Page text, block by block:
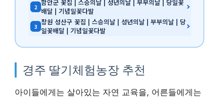
2 함안군 꽃집 | 스승의날 | 성년의날 | 부부의날 | 당일꽃
배달 | 기념일꽃다발
3 창원 성산구 꽃집 | 스승의날 | 성년의날 | 부부의날 | 당
일꽃배달 | 기념일꽃다발
경주 딸기체험농장 추천
아이들에게는 살아있는 자연 교육을, 어른들에게는